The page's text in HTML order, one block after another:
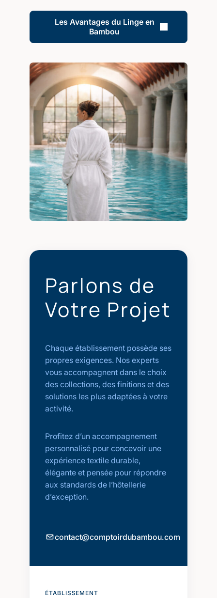
Les Avantages du Linge en
Bambou
Parlons de
Votre Projet
Chaque établissement possède ses
propres exigences. Nos experts
vous accompagnent dans le choix
des collections, des finitions et des
solutions les plus adaptées à votre
activité.
Profitez d’un accompagnement
personnalisé pour concevoir une
expérience textile durable,
élégante et pensée pour répondre
aux standards de l’hôtellerie
d’exception.
contact@comptoirdubambou.com
ÉTABLISSEMENT